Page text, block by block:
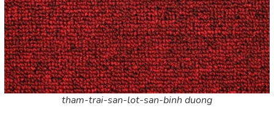
tham-trai-san-lot-san-binh duong